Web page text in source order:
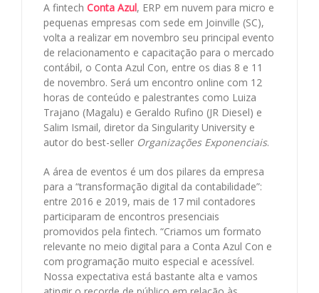
A fintech Conta Azul, ERP em nuvem para micro e
pequenas empresas com sede em Joinville (SC),
volta a realizar em novembro seu principal evento
de relacionamento e capacitação para o mercado
contábil, o Conta Azul Con, entre os dias 8 e 11
de novembro. Será um encontro online com 12
horas de conteúdo e palestrantes como Luiza
Trajano (Magalu) e Geraldo Rufino (JR Diesel) e
Salim Ismail, diretor da Singularity University e
autor do best-seller Organizações Exponenciais.
A área de eventos é um dos pilares da empresa
para a “transformação digital da contabilidade”:
entre 2016 e 2019, mais de 17 mil contadores
participaram de encontros presenciais
promovidos pela fintech. “Criamos um formato
relevante no meio digital para a Conta Azul Con e
com programação muito especial e acessível.
Nossa expectativa está bastante alta e vamos